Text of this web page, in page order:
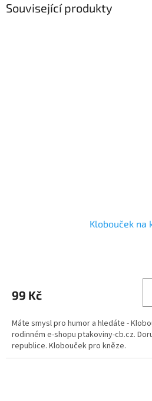
Související produkty
Klobouček na
je
z
5
hvězdiček.
99 Kč
Máte smysl pro humor a hledáte -
rodinném e-shopu ptakoviny-cb.cz.
republice. Klobouček pro kněze.